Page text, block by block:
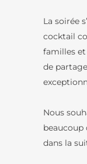
La soirée
cocktail
familles et
de
Nous
beaucoup
dans la